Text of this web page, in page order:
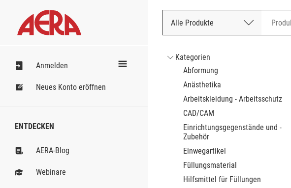
Alle Produkte
Nach Bestellnummer
Anmelden
Neues Konto eröffnen
ENTDECKEN
AERA-Blog
Webinare
Kategorien
Abformung
Anästhetika
Arbeitskleidung - Arbeitsschutz
CAD/CAM
Einrichtungsgegenstände und -
Zubehör
Einwegartikel
Füllungsmaterial
Hilfsmittel für Füllungen